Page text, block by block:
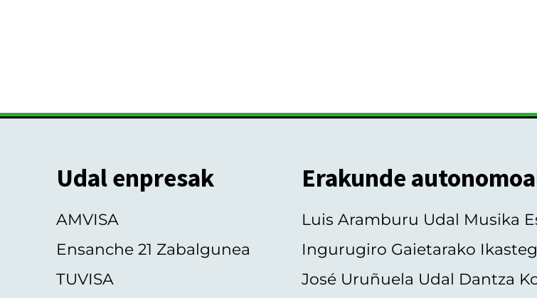
Udal enpresak
AMVISA
Ensanche 21 Zabalgunea
TUVISA
Erakunde
Luis Aramburu Udal Musika
Ingurugiro Gaietarako
José Uruñuela Udal Dantza